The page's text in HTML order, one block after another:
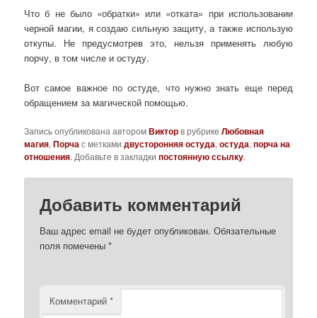
Что б не было «обратки» или «отката» при использовании
черной магии, я создаю сильную защиту, а также использую
откупы. Не предусмотрев это, нельзя применять любую
порчу, в том числе и остуду.
Вот самое важное по остуде, что нужно знать еще перед
обращением за магической помощью.
Запись опубликована авторомВикторв рубрикеЛюбовная
магия,Порчас меткамидвусторонняя остуда,остуда,порча на
отношения. Добавьте в закладкипостоянную ссылку.
Добавить комментарий
Ваш адрес email не будет опубликован. Обязательные
поля помечены*
Комментарий*